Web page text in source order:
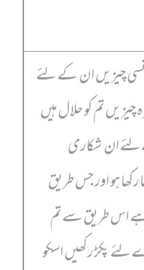
چیزیں ان کے لئے
تم کو حلال ہیں
لئے ان شکاری
ہو اور جس طریق
ہے اس طریق سے تم
لئے پکڑ رکھیں اسکو